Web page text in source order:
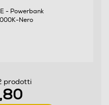
- Powerbank
Nero
prodotti